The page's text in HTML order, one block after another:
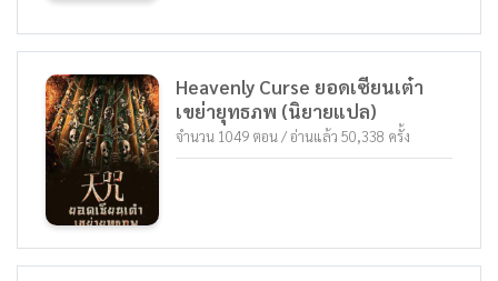
ผู้คน นวนิยายที่ร้านมีขายให้อ่านยังส่งเสริมให้
ผู้คนเข้าใจวิทยายุทธ์… ร้านค้าวิเศษแห่งนี้มีสินค้า
อาหาร หรือเพื่อฝึกฝนล้วนมีครบครัน ทว่าเรื่อง
หนึ่งที่ต้องจำไว้ให้ขึ้นใจ คืออย่าได้สร้างปัญหาที่
ร้านแห่งนี้ เพราะเถ้าแก่ร้านนั้นแข็งแกร่งขั้นเทพ…
รับชมสปอยนิยายก่อนอ่านกันได้ที่นี่
Heavenly Curse ยอดเซียนเต๋า
เขย่ายุทธภพ (นิยายแปล)
จำนวน 1049 ตอน / อ่านแล้ว 50,338 ครั้ง